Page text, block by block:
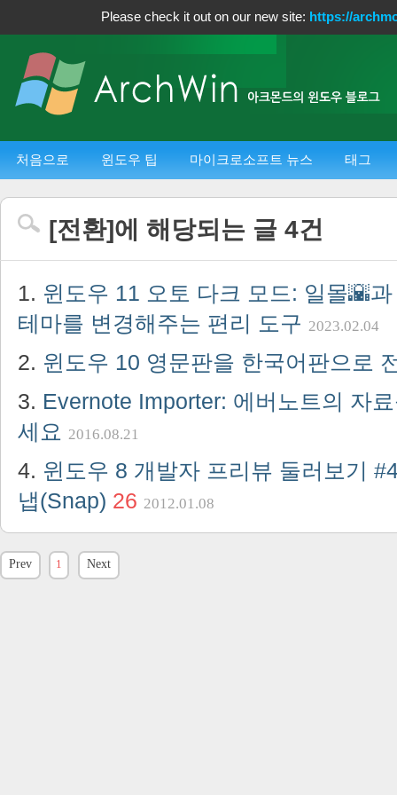
Please check it out on our new site: https://
처음으로 윈도우 팁 마이크로소프트 뉴스 태그
[전환]에 해당되는 글 4건
윈도우 11 오토 다크 모드: 일몰🌇
테마를 변경해주는 편리 도구 2023.02.04
윈도우 10 영문판을 한국어판으로
Evernote Importer: 에버노트의 자
세요 2016.08.21
윈도우 8 개발자 프리뷰 둘러보기
냅(Snap) 26 2012.01.08
Prev 1 Next